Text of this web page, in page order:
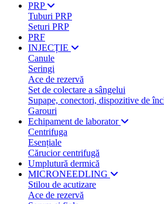
PRP
Tuburi PRP
Seturi PRP
PRF
INJECȚIE
Canule
Seringi
Ace de rezervă
Set de colectare a sângelui
Supape, conectori, dispozitive de
Garouri
Echipament de laborator
Centrifuga
Esențiale
Cărucior centrifugă
Umplutură dermică
MICRONEEDLING
Stilou de acutizare
Ace de rezervă